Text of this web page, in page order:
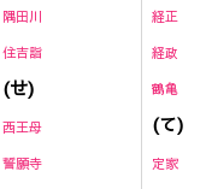
隅田川
住吉詣
(せ)
西王母
誓願寺
経正
経政
鶴亀
(て)
定家